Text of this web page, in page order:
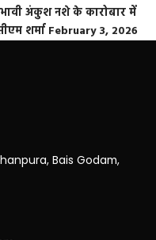
अंकुश नशे के कारोबार में
शर्मा February 3, 2026
Bais Godam,